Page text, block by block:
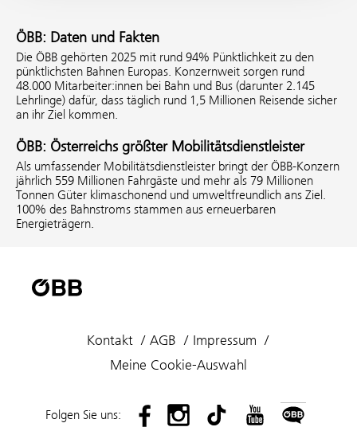
ÖBB: Daten und Fakten
Die ÖBB gehörten 2025 mit rund 94% Pünktlichkeit zu den
pünktlichsten Bahnen Europas. Konzernweit sorgen rund
48.000 Mitarbeiter:innen bei Bahn und Bus (darunter 2.145
Lehrlinge) dafür, dass täglich rund 1,5 Millionen Reisende sicher
an ihr Ziel kommen.
ÖBB: Österreichs größter Mobilitätsdienstleister
Als umfassender Mobilitätsdienstleister bringt der ÖBB-Konzern
jährlich 559 Millionen Fahrgäste und mehr als 79 Millionen
Tonnen Güter klimaschonend und umweltfreundlich ans Ziel.
100% des Bahnstroms stammen aus erneuerbaren
Energieträgern.
Kontakt AGB
Impressum
Meine Cookie-Auswahl
Folgen Sie uns: